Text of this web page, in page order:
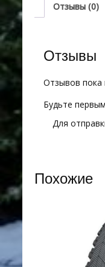
Отзывы (0)
Отзывы
Отзывов пока
Будьте
Для
Похожие